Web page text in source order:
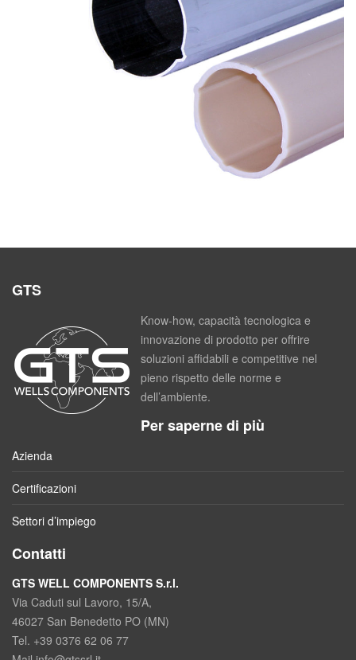
Tubi inclinometrici in ABS e Alluminio
GTS
Know-how, capacità tecnologica e
innovazione di prodotto per offrire
soluzioni affidabili e competitive nel
pieno rispetto delle norme e
dell’ambiente.
Per saperne di più
Azienda
Certificazioni
Settori d’impiego
Contatti
GTS WELL COMPONENTS S.r.l.
Via Caduti sul Lavoro, 15/A,
46027 San Benedetto PO (MN)
Tel. +39 0376 62 06 77